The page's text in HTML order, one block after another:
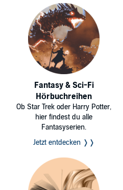
Fantasy & Sci-Fi
Hörbuchreihen
Ob Star Trek oder Harry Potter,
hier findest du alle
Fantasyserien.
Jetzt entdecken ❭❭